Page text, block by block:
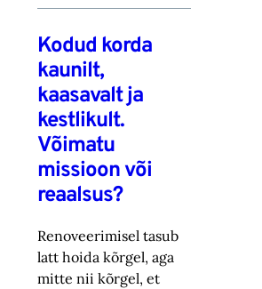
Kodud korda
kaunilt,
kaasavalt ja
kestlikult.
Võimatu
missioon või
reaalsus?
Renoveerimisel tasub
latt hoida kõrgel, aga
mitte nii kõrgel, et